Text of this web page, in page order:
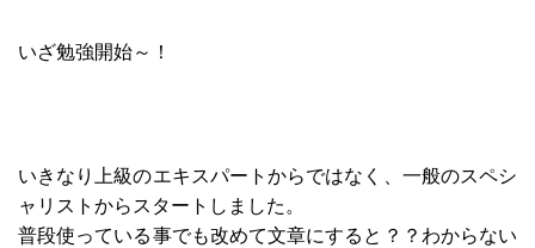
いざ勉強開始～！
いきなり上級のエキスパートからではなく、一般のスペシ
ャリストからスタートしました。
普段使っている事でも改めて文章にすると？？わからない